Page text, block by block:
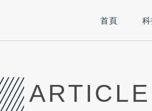
首頁
ARTICLE